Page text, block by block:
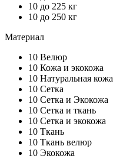
10 до 225 кг
10 до 250 кг
Материал
10 Велюр
10 Кожа и экокожа
10 Натуральная кожа
10 Сетка
10 Сетка и Экокожа
10 Сетка и ткань
10 Сетка и экокожа
10 Ткань
10 Ткань велюр
10 Экокожа